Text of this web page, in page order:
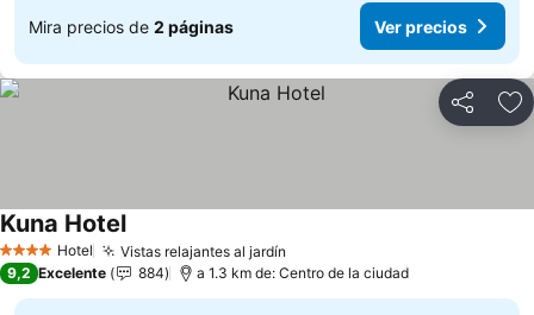
Mira precios de 2 páginas Ver precios
Compartir
4 EstrellasHotel Vistas relajantes al jardín
Kuna HotelVer precios
9,2 Excelente 884 a 1.3 km de: Centro de la ciudad